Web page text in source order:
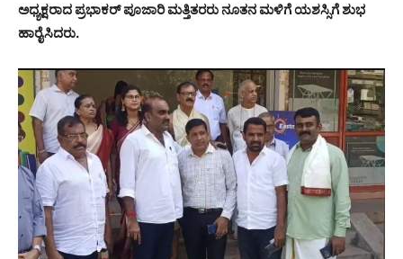
ಅಧ್ಯಕ್ಷರಾದ ಪ್ರಭಾಕರ್ ಪೂಜಾರಿ ಮತ್ತಿತರರು ನೂತನ ಮಳಿಗೆ ಯಶಸ್ಸಿಗೆ ಶುಭ
ಹಾರೈಸಿದರು.